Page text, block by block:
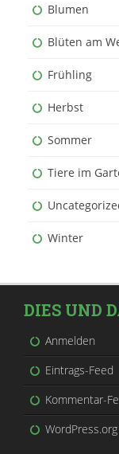
Blumen
Blüten am
Frühling
Herbst
Sommer
Tiere im
Winter
DIES UND
Anmelden
Eintrags-Feed
Kommentar-
WordPress.org